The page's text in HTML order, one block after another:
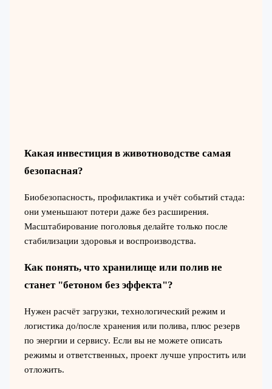
Какая инвестиция в животноводстве самая
безопасная?
Биобезопасность, профилактика и учёт событий стада:
они уменьшают потери даже без расширения.
Масштабирование поголовья делайте только после
стабилизации здоровья и воспроизводства.
Как понять, что хранилище или полив не
станет "бетоном без эффекта"?
Нужен расчёт загрузки, технологический режим и
логистика до/после хранения или полива, плюс резерв
по энергии и сервису. Если вы не можете описать
режимы и ответственных, проект лучше упростить или
отложить.